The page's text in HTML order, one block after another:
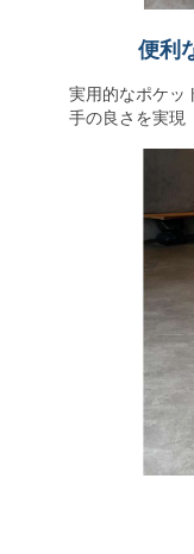
便利
実用的なポケッ
手の良さを実現